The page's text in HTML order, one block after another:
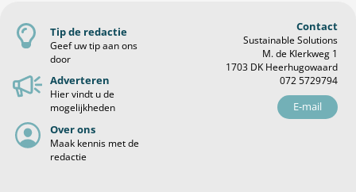
Tip de redactie
Geef uw tip aan ons
door
Adverteren
Hier vindt u de
mogelijkheden
Over ons
Maak kennis met de
redactie
Contact
Sustainable Solutions
M. de Klerkweg 1
1703 DK Heerhugowaard
072 5729794
E-mail